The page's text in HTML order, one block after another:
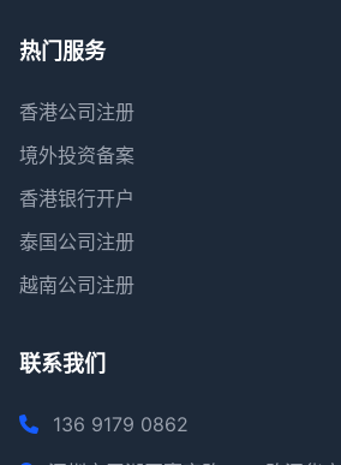
热门服务
香港公司注册
境外投资备案
香港银行开户
泰国公司注册
越南公司注册
联系我们
136 9179 0862